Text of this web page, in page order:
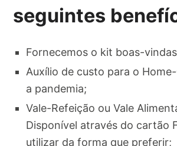
seguintes
Fornecemos o kit boas-
Auxílio de custo para o
a pandemia;
Vale-Refeição ou Vale
Disponível através do cartão
utilizar da forma que preferir;